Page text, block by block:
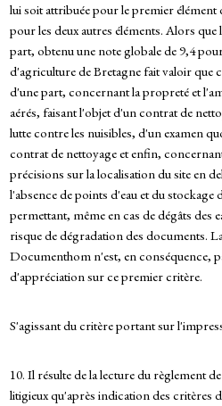
lui soit attribuée pour le premier
pour les deux autres éléments. Alors
part, obtenu une note globale de 9,4
d'agriculture de Bretagne fait valoir que
d'une part, concernant la propreté et
aérés, faisant l'objet d'un contrat de
lutte contre les nuisibles, d'un examen
contrat de nettoyage et enfin,
précisions sur la localisation du site en
l'absence de points d'eau et du stockage
permettant, même en cas de dégâts des
risque de dégradation des documents.
Documenthom n'est, en conséquence,
d'appréciation sur ce premier critère.
S'agissant du critère portant sur
10. Il résulte de la lecture du règlement
litigieux qu'après indication des critères